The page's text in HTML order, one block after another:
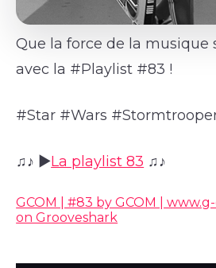
Que la force de la musique
avec la #Playlist #83 !
#Star #Wars
♫♪ ►La playlist 83 ♫♪
GCOM | #83 by GCOM |
on Grooveshark